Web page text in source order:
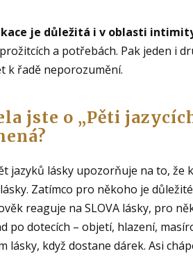
je důležitá i v oblasti
a potřebách. Pak jeden i
k řadě neporozumění.
jste o „Pěti
jazyků lásky upozorňuje na to, že
Zatímco pro někoho je
reaguje na SLOVA lásky, pro
po dotecích – objetí, hlazení,
lásky, když dostane dárek. Asi